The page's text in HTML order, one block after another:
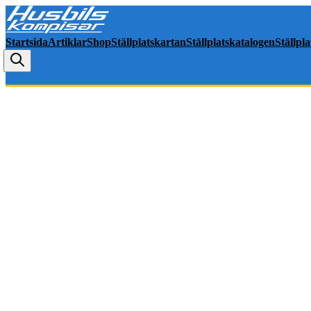
StartsidaArtiklarShopStällplatskartanStällplatskatalogen